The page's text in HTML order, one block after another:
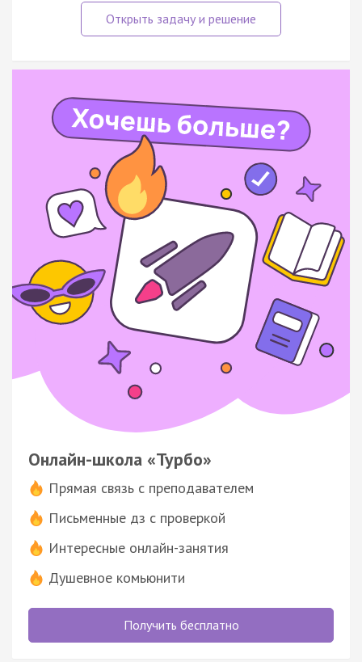
Онлайн-школа «Турбо»
Прямая связь с преподавателем
Письменные дз с проверкой
Интересные онлайн-занятия
Душевное комьюнити
Получить бесплатно